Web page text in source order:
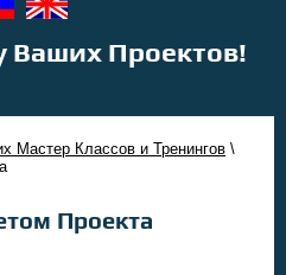
Ваших Проектов!
Мастер Классов и Тренингов \
Проекта